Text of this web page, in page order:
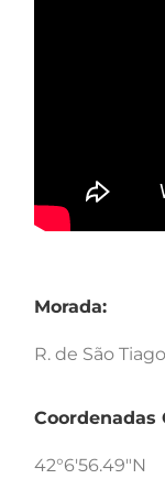
Morada:
R. de São
Coordenadas
42°6'56.49"N